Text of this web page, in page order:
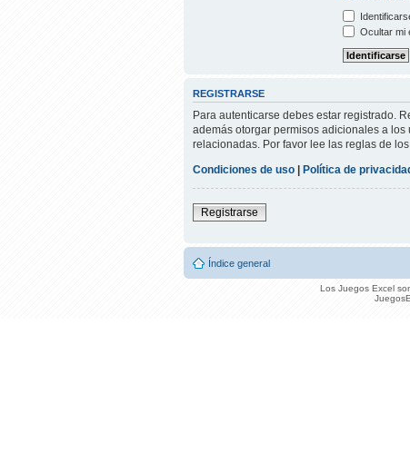
Ocultar mi
REGISTRARSE
Para autenticarse debes estar registrado.
además otorgar permisos adicionales a
relacionadas. Por favor lee las reglas de
Condiciones de uso | Política de
Registrarse
Índice general
Los Juegos Excel